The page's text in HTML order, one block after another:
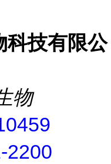
科技有限公
物
2200